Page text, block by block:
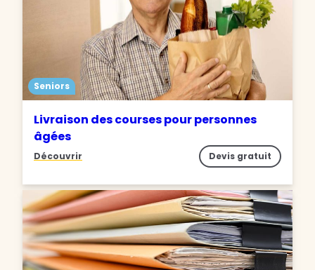
Seniors
Livraison des courses pour personnes
âgées
Découvrir Devis gratuit